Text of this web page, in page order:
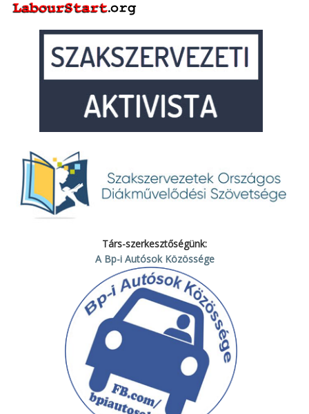
Társ-szerkesztőségünk:
A Bp-i Autósok Közössége